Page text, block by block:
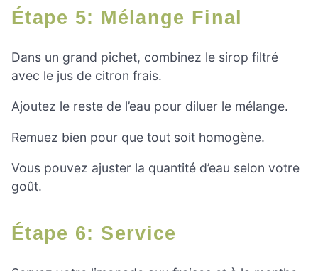
Étape 5: Mélange Final
Dans un grand pichet, combinez le sirop filtré
avec le jus de citron frais.
Ajoutez le reste de l’eau pour diluer le mélange.
Remuez bien pour que tout soit homogène.
Vous pouvez ajuster la quantité d’eau selon votre
goût.
Étape 6: Service